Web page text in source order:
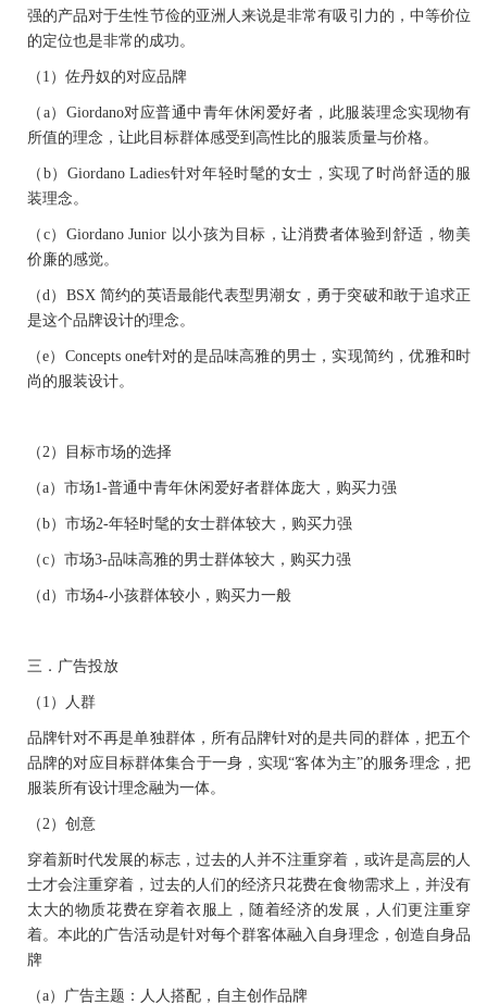
强的产品对于生性节俭的亚洲人来说是非常有吸引力的，中等价位
的定位也是非常的成功。
（1） 佐丹奴的对应品牌
（a） Giordano对应普通中青年休闲爱好者，此服装理念实现物有
所值的理念，让此目标群体感受到高性比的服装质量与价格。
（b） Giordano Ladies针对年轻时髦的女士，实现了时尚舒适的服
装理念。
（c） Giordano Junior 以小孩为目标，让消费者体验到舒适，物美
价廉的感觉。
（d） BSX 简约的英语最能代表型男潮女，勇于突破和敢于追求正
是这个品牌设计的理念。
（e） Concepts one针对的是品味高雅的男士，实现简约，优雅和时
尚的服装设计。
（2） 目标市场的选择
（a） 市场1-普通中青年休闲爱好者群体庞大，购买力强
（b） 市场2-年轻时髦的女士群体较大，购买力强
（c） 市场3-品味高雅的男士群体较大，购买力强
（d） 市场4-小孩群体较小，购买力一般
三． 广告投放
（1） 人群
品牌针对不再是单独群体，所有品牌针对的是共同的群体，把五个
品牌的对应目标群体集合于一身，实现“客体为主”的服务理念，把
服装所有设计理念融为一体。
（2） 创意
穿着新时代发展的标志，过去的人并不注重穿着，或许是高层的人
士才会注重穿着，过去的人们的经济只花费在食物需求上，并没有
太大的物质花费在穿着衣服上，随着经济的发展，人们更注重穿
着。本此的广告活动是针对每个群客体融入自身理念，创造自身品
牌
（a） 广告主题：人人搭配，自主创作品牌